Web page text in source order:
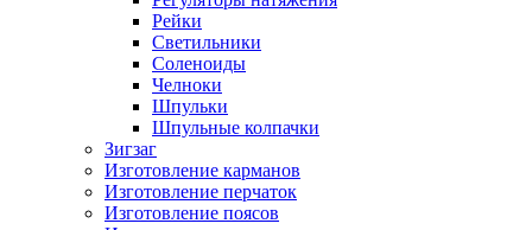
Рейки
Светильники
Соленоиды
Челноки
Шпульки
Шпульные колпачки
Зигзаг
Изготовление карманов
Изготовление перчаток
Изготовление поясов